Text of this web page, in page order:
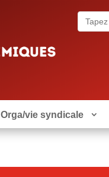
Search
for:
Orga/vie syndicale